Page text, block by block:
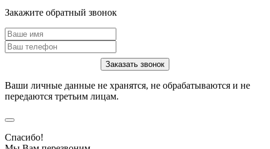
Закажите обратный звонок
Ваши личные данные не хранятся, не обрабатываются и не
передаются третьим лицам.
Спасибо!